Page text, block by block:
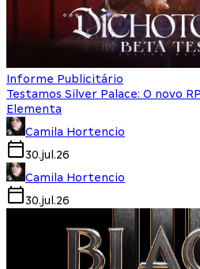
Informe Publicitário
Testamos Silver Palace: O novo
Elementa
Camila Hortencio
30.jul.26
Camila Hortencio
30.jul.26